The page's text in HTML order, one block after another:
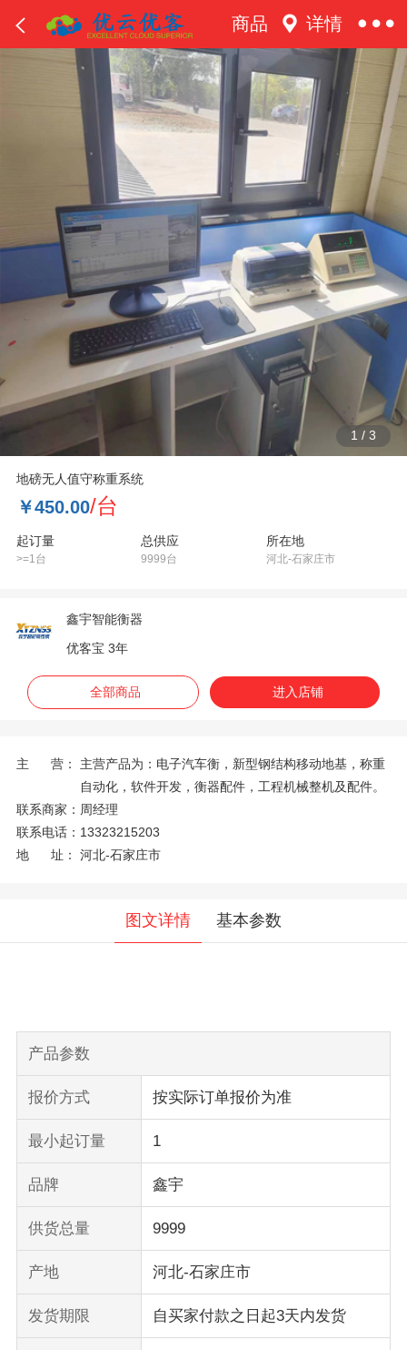
商品 详情
1 /3
地磅无人值守称重系统
￥450.00/台
起订量
>=1台
总供应
9999台
所在地
河北-石家庄市
鑫宇智能衡器
优客宝 3年
全部商品 进入店铺
主 营：
主营产品为：电子汽车衡，新型钢结构移动地基，称重
自动化，软件开发，衡器配件，工程机械整机及配件。
联系商家： 周经理
联系电话： 13323215203
地 址：
河北-石家庄市
图文详情 基本参数
产品参数
报价方式 按实际订单报价为准
最小起订量 1
品牌 鑫宇
供货总量 9999
产地 河北-石家庄市
发货期限 自买家付款之日起3天内发货